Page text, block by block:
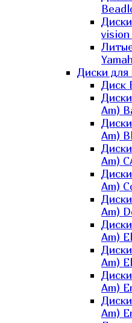
Диски для
Диск
Am)
Am)
Am)
Am)
Am)
Am)
Am)
Am)
Am)